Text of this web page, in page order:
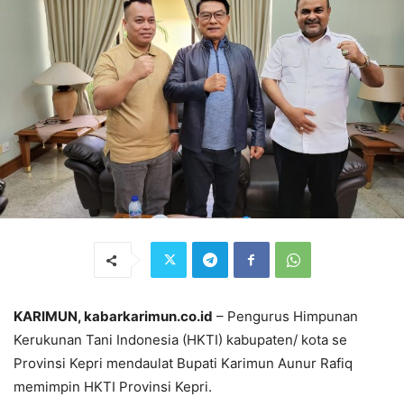
KARIMUN, kabarkarimun.co.id – Pengurus Himpunan
Kerukunan Tani Indonesia (HKTI) kabupaten/ kota se
Provinsi Kepri mendaulat Bupati Karimun Aunur Rafiq
memimpin HKTI Provinsi Kepri.